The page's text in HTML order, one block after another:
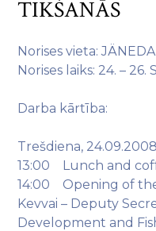
TIKŠANĀS
Norises vieta:
Norises laiks: 24. –
Darba kārtība:
Trešdiena, 24.09.2008
13:00 Lunch and
14:00 Opening of
Kevvai – Deputy
Development and